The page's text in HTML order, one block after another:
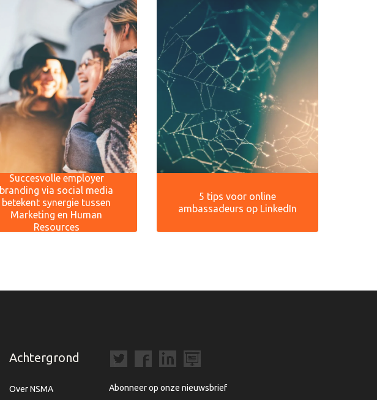
Succesvolle employer
branding via social media
betekent synergie tussen
Marketing en Human
Resources
5 tips voor online
ambassadeurs op LinkedIn
Achtergrond
Over NSMA Abonneer op onze nieuwsbrief